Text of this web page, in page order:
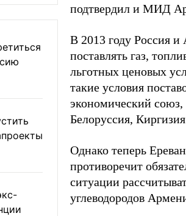
подтвердил и МИД
В 2013 году Россия и
поставлять газ,
льготных ценовых
такие условия
экономический союз,
Белоруссия,
Однако теперь
противоречит
ситуации
углеводородов